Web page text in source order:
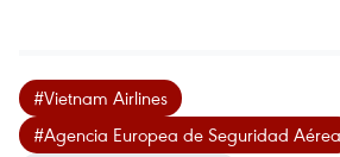
#Vietnam Airlines
#Agencia Europea de Seguridad Aérea